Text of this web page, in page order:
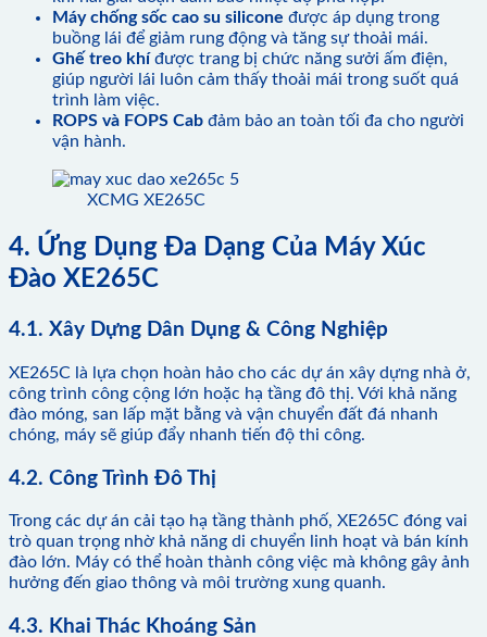
Máy chống sốc cao su silicone được áp dụng trong
buồng lái để giảm rung động và tăng sự thoải mái.
Ghế treo khíđược trang bị chức năng sưởi ấm điện,
giúp người lái luôn cảm thấy thoải mái trong suốt quá
trình làm việc.
ROPS và FOPS Cab đảm bảo an toàn tối đa cho người
vận hành.
XCMG XE265C
4. Ứng Dụng Đa Dạng Của Máy Xúc
Đào XE265C
4.1. Xây Dựng Dân Dụng & Công Nghiệp
XE265C là lựa chọn hoàn hảo cho các dự án xây dựng nhà ở,
công trình công cộng lớn hoặc hạ tầng đô thị. Với khả năng
đào móng, san lấp mặt bằng và vận chuyển đất đá nhanh
chóng, máy sẽ giúp đẩy nhanh tiến độ thi công.
4.2. Công Trình Đô Thị
Trong các dự án cải tạo hạ tầng thành phố, XE265C đóng vai
trò quan trọng nhờ khả năng di chuyển linh hoạt và bán kính
đào lớn. Máy có thể hoàn thành công việc mà không gây ảnh
hưởng đến giao thông và môi trường xung quanh.
4.3. Khai Thác Khoáng Sản